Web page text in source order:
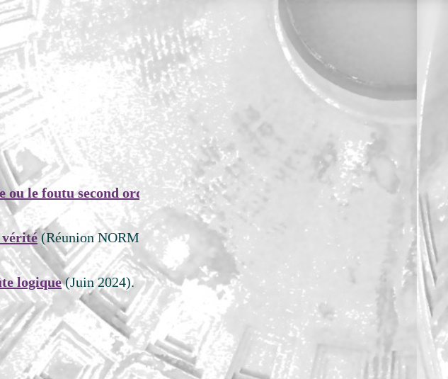
foutu second ordre(Réunion NORMES, octobre 2025).
(Réunion NORMES, novembre 2024).
(Juin 2024).